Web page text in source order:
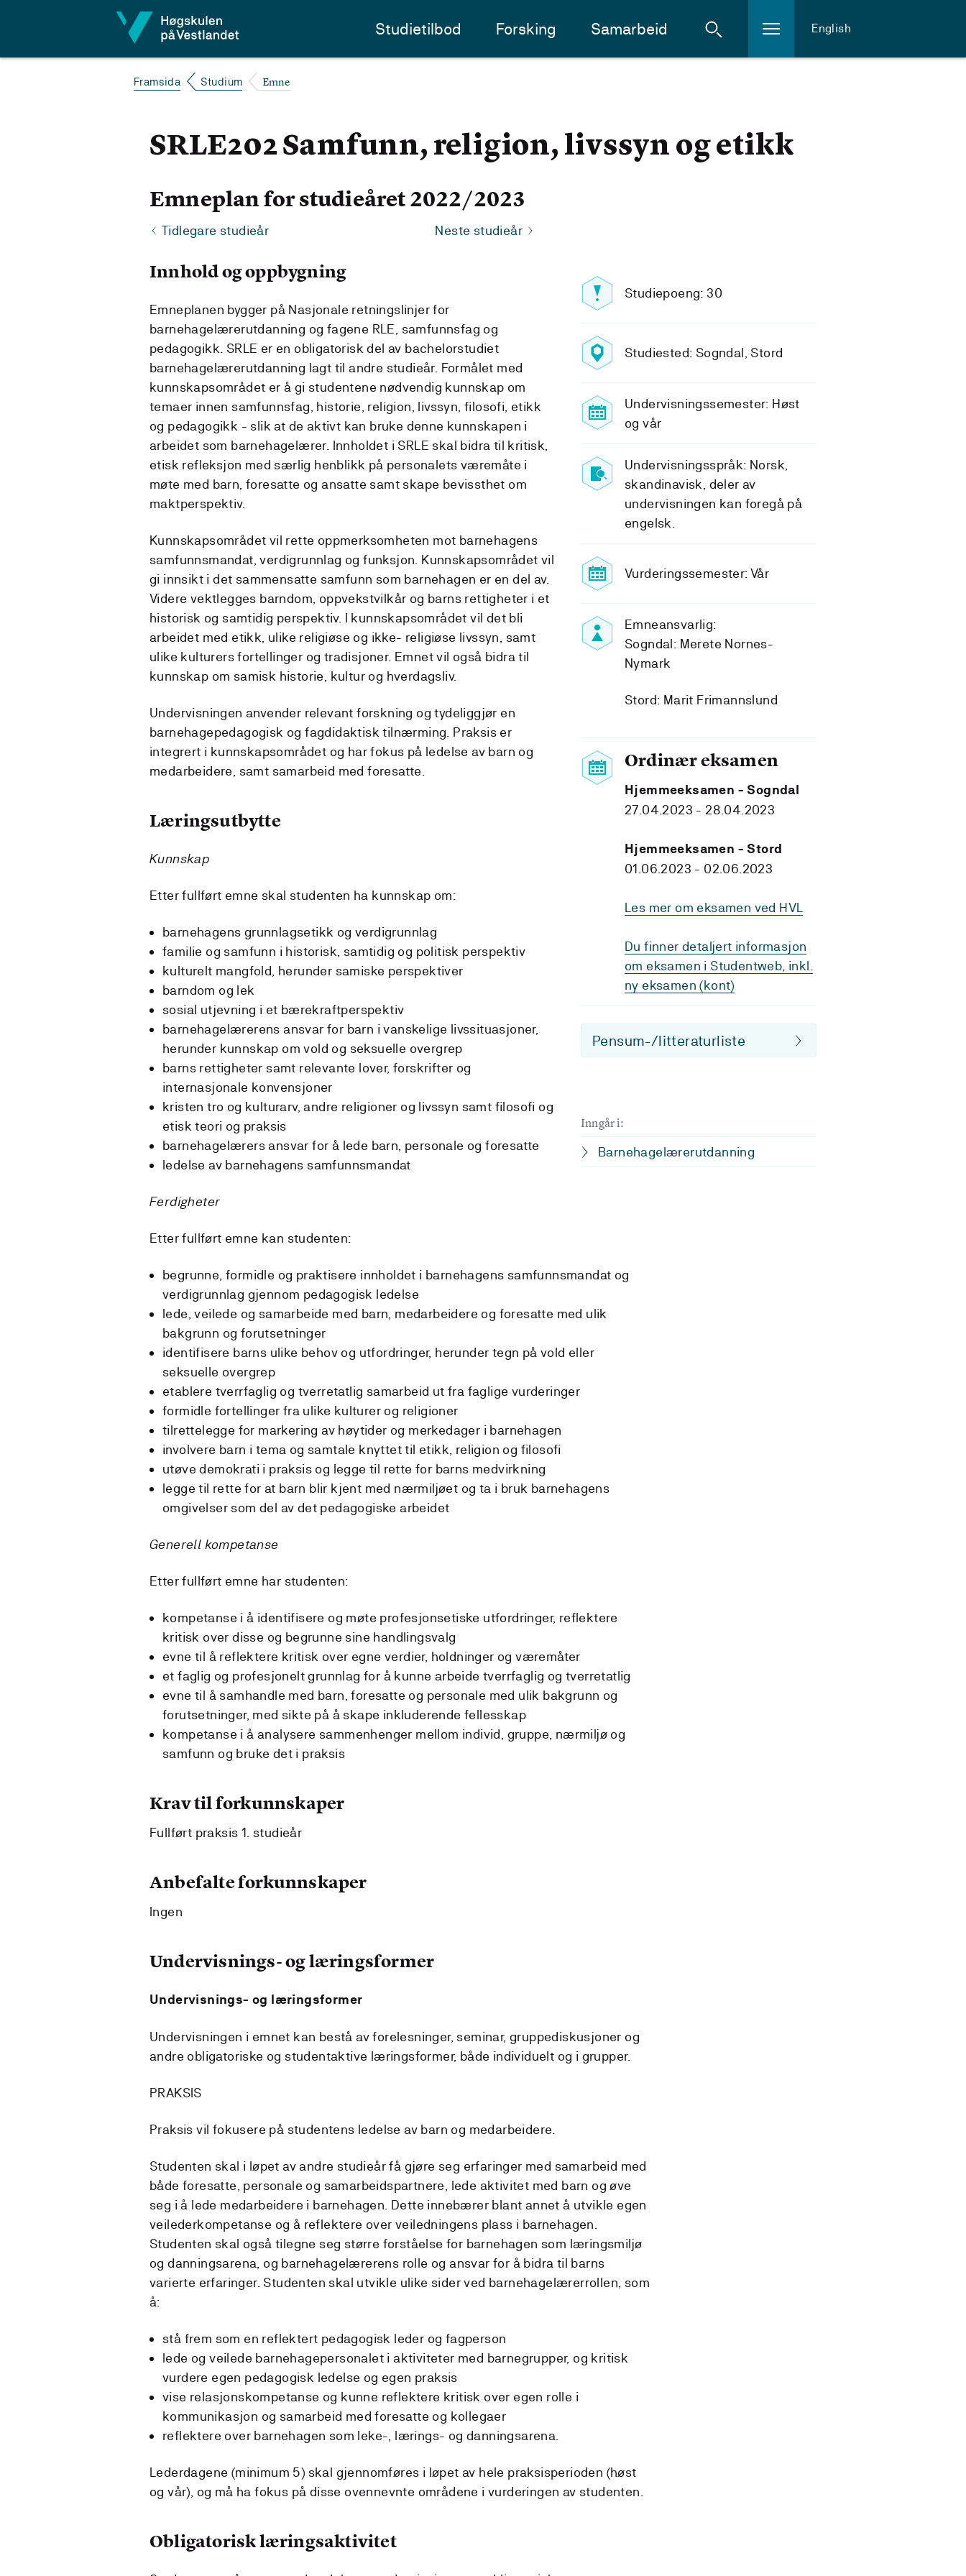
Studietilbod Forsking Samarbeid English
Framsida Studium Emne
SRLE202 Samfunn, religion, livssyn og etikk
Emneplan for studieåret 2022/2023
Tidlegare studieår Neste studieår
Studiepoeng: 30
Studiested: Sogndal, Stord
Undervisningssemester: Høst
og vår
Undervisningsspråk: Norsk,
skandinavisk, deler av
undervisningen kan foregå på
engelsk.
Vurderingssemester: Vår
Emneansvarlig:
Sogndal: Merete Nornes-
Nymark
Stord: Marit Frimannslund
Ordinær eksamen
Hjemmeeksamen - Sogndal
27.04.2023 - 28.04.2023
Hjemmeeksamen - Stord
01.06.2023 - 02.06.2023
Les mer om eksamen ved HVL
Du finner detaljert informasjon
om eksamen i Studentweb, inkl.
ny eksamen (kont)
Pensum-/litteraturliste
Inngår i:
Barnehagelærerutdanning
Innhold og oppbygning
Emneplanen bygger på Nasjonale retningslinjer for
barnehagelærerutdanning og fagene RLE, samfunnsfag og
pedagogikk. SRLE er en obligatorisk del av bachelorstudiet
barnehagelærerutdanning lagt til andre studieår. Formålet med
kunnskapsområdet er å gi studentene nødvendig kunnskap om
temaer innen samfunnsfag, historie, religion, livssyn, filosofi, etikk
og pedagogikk - slik at de aktivt kan bruke denne kunnskapen i
arbeidet som barnehagelærer. Innholdet i SRLE skal bidra til kritisk,
etisk refleksjon med særlig henblikk på personalets væremåte i
møte med barn, foresatte og ansatte samt skape bevissthet om
maktperspektiv.
Kunnskapsområdet vil rette oppmerksomheten mot barnehagens
samfunnsmandat, verdigrunnlag og funksjon. Kunnskapsområdet vil
gi innsikt i det sammensatte samfunn som barnehagen er en del av.
Videre vektlegges barndom, oppvekstvilkår og barns rettigheter i et
historisk og samtidig perspektiv. I kunnskapsområdet vil det bli
arbeidet med etikk, ulike religiøse og ikke- religiøse livssyn, samt
ulike kulturers fortellinger og tradisjoner. Emnet vil også bidra til
kunnskap om samisk historie, kultur og hverdagsliv.
Undervisningen anvender relevant forskning og tydeliggjør en
barnehagepedagogisk og fagdidaktisk tilnærming. Praksis er
integrert i kunnskapsområdet og har fokus på ledelse av barn og
medarbeidere, samt samarbeid med foresatte.
Læringsutbytte
Kunnskap
Etter fullført emne skal studenten ha kunnskap om:
barnehagens grunnlagsetikk og verdigrunnlag
familie og samfunn i historisk, samtidig og politisk perspektiv
kulturelt mangfold, herunder samiske perspektiver
barndom og lek
sosial utjevning i et bærekraftperspektiv
barnehagelærerens ansvar for barn i vanskelige livssituasjoner,
herunder kunnskap om vold og seksuelle overgrep
barns rettigheter samt relevante lover, forskrifter og
internasjonale konvensjoner
kristen tro og kulturarv, andre religioner og livssyn samt filosofi og
etisk teori og praksis
barnehagelærers ansvar for å lede barn, personale og foresatte
ledelse av barnehagens samfunnsmandat
Ferdigheter
Etter fullført emne kan studenten:
begrunne, formidle og praktisere innholdet i barnehagens samfunnsmandat og
verdigrunnlag gjennom pedagogisk ledelse
lede, veilede og samarbeide med barn, medarbeidere og foresatte med ulik
bakgrunn og forutsetninger
identifisere barns ulike behov og utfordringer, herunder tegn på vold eller
seksuelle overgrep
etablere tverrfaglig og tverretatlig samarbeid ut fra faglige vurderinger
formidle fortellinger fra ulike kulturer og religioner
tilrettelegge for markering av høytider og merkedager i barnehagen
involvere barn i tema og samtale knyttet til etikk, religion og filosofi
utøve demokrati i praksis og legge til rette for barns medvirkning
legge til rette for at barn blir kjent med nærmiljøet og ta i bruk barnehagens
omgivelser som del av det pedagogiske arbeidet
Generell kompetanse
Etter fullført emne har studenten:
kompetanse i å identifisere og møte profesjonsetiske utfordringer, reflektere
kritisk over disse og begrunne sine handlingsvalg
evne til å reflektere kritisk over egne verdier, holdninger og væremåter
et faglig og profesjonelt grunnlag for å kunne arbeide tverrfaglig og tverretatlig
evne til å samhandle med barn, foresatte og personale med ulik bakgrunn og
forutsetninger, med sikte på å skape inkluderende fellesskap
kompetanse i å analysere sammenhenger mellom individ, gruppe, nærmiljø og
samfunn og bruke det i praksis
Krav til forkunnskaper
Fullført praksis 1. studieår
Anbefalte forkunnskaper
Ingen
Undervisnings- og læringsformer
Undervisnings- og læringsformer
Undervisningen i emnet kan bestå av forelesninger, seminar, gruppediskusjoner og
andre obligatoriske og studentaktive læringsformer, både individuelt og i grupper.
PRAKSIS
Praksis vil fokusere på studentens ledelse av barn og medarbeidere.
Studenten skal i løpet av andre studieår få gjøre seg erfaringer med samarbeid med
både foresatte, personale og samarbeidspartnere, lede aktivitet med barn og øve
seg i å lede medarbeidere i barnehagen. Dette innebærer blant annet å utvikle egen
veilederkompetanse og å reflektere over veiledningens plass i barnehagen.
Studenten skal også tilegne seg større forståelse for barnehagen som læringsmiljø
og danningsarena, og barnehagelærerens rolle og ansvar for å bidra til barns
varierte erfaringer. Studenten skal utvikle ulike sider ved barnehagelærerrollen, som
å:
stå frem som en reflektert pedagogisk leder og fagperson
lede og veilede barnehagepersonalet i aktiviteter med barnegrupper, og kritisk
vurdere egen pedagogisk ledelse og egen praksis
vise relasjonskompetanse og kunne reflektere kritisk over egen rolle i
kommunikasjon og samarbeid med foresatte og kollegaer
reflektere over barnehagen som leke-, lærings- og danningsarena.
Lederdagene (minimum 5) skal gjennomføres i løpet av hele praksisperioden (høst
og vår), og må ha fokus på disse ovennevnte områdene i vurderingen av studenten.
Obligatorisk læringsaktivitet